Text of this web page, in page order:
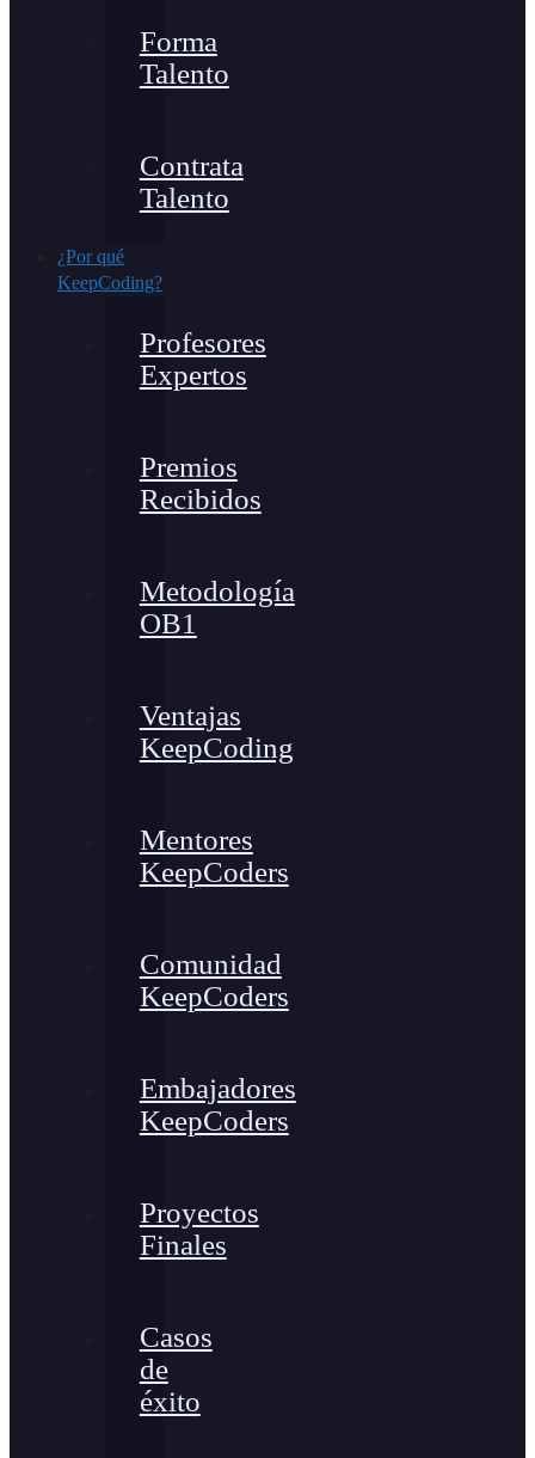
Forma
Talento
Contrata
Talento
¿Por qué
KeepCoding?
Profesores
Expertos
Premios
Recibidos
Metodología
OB1
Ventajas
KeepCoding
Mentores
KeepCoders
Comunidad
KeepCoders
Embajadores
KeepCoders
Proyectos
Finales
Casos
de
éxito